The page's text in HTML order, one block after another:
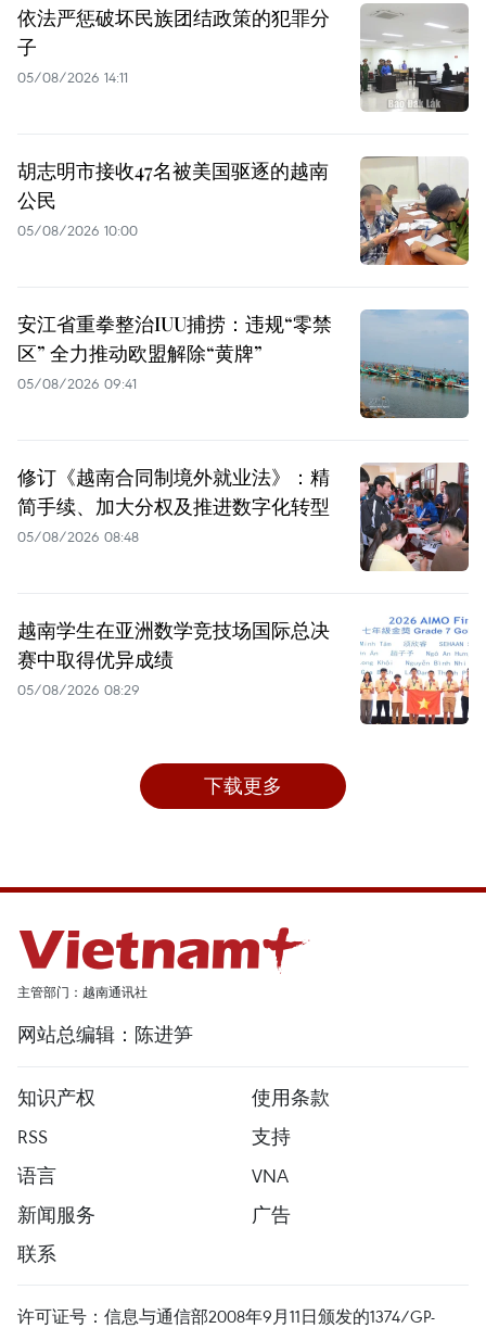
依法严惩破坏民族团结政策的犯罪分
子
05/08/2026 14:11
胡志明市接收47名被美国驱逐的越南
公民
05/08/2026 10:00
安江省重拳整治IUU捕捞：违规“零禁
区” 全力推动欧盟解除“黄牌”
05/08/2026 09:41
修订《越南合同制境外就业法》：精
简手续、加大分权及推进数字化转型
05/08/2026 08:48
越南学生在亚洲数学竞技场国际总决
赛中取得优异成绩
05/08/2026 08:29
下载更多
主管部门：越南通讯社
网站总编辑：陈进笋
知识产权
使用条款
RSS
支持
语言
VNA
新闻服务
广告
联系
许可证号：信息与通信部2008年9月11日颁发的1374/GP-